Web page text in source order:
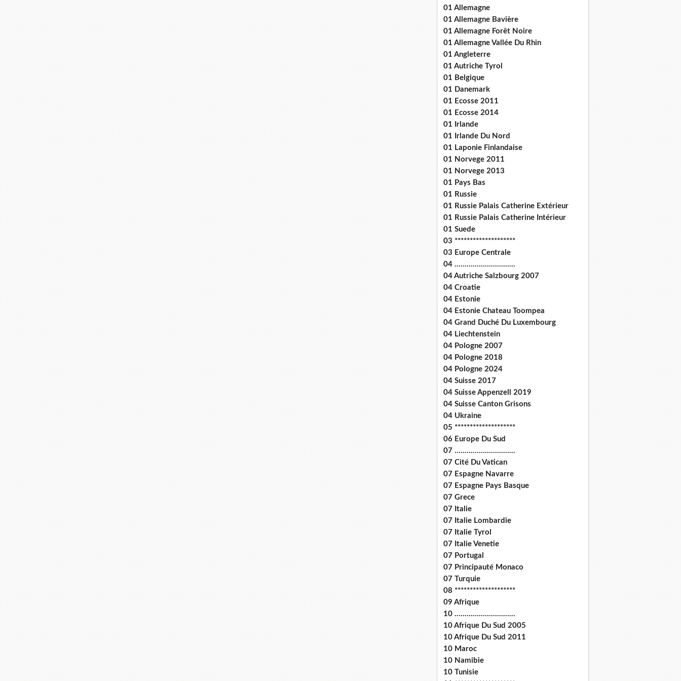
01 Allemagne
01 Allemagne Bavière
01 Allemagne Forêt Noire
01 Allemagne Vallée Du Rhin
01 Angleterre
01 Autriche Tyrol
01 Belgique
01 Danemark
01 Ecosse 2011
01 Ecosse 2014
01 Irlande
01 Irlande Du Nord
01 Laponie Finlandaise
01 Norvege 2011
01 Norvege 2013
01 Pays Bas
01 Russie
01 Russie Palais Catherine Extérieur
01 Russie Palais Catherine Intérieur
01 Suede
03 ********************
03 Europe Centrale
04 ..............................
04 Autriche Salzbourg 2007
04 Croatie
04 Estonie
04 Estonie Chateau Toompea
04 Grand Duché Du Luxembourg
04 Liechtenstein
04 Pologne 2007
04 Pologne 2018
04 Pologne 2024
04 Suisse 2017
04 Suisse Appenzell 2019
04 Suisse Canton Grisons
04 Ukraine
05 ********************
06 Europe Du Sud
07 ..............................
07 Cité Du Vatican
07 Espagne Navarre
07 Espagne Pays Basque
07 Grece
07 Italie
07 Italie Lombardie
07 Italie Tyrol
07 Italie Venetie
07 Portugal
07 Principauté Monaco
07 Turquie
08 ********************
09 Afrique
10 ..............................
10 Afrique Du Sud 2005
10 Afrique Du Sud 2011
10 Maroc
10 Namibie
10 Tunisie